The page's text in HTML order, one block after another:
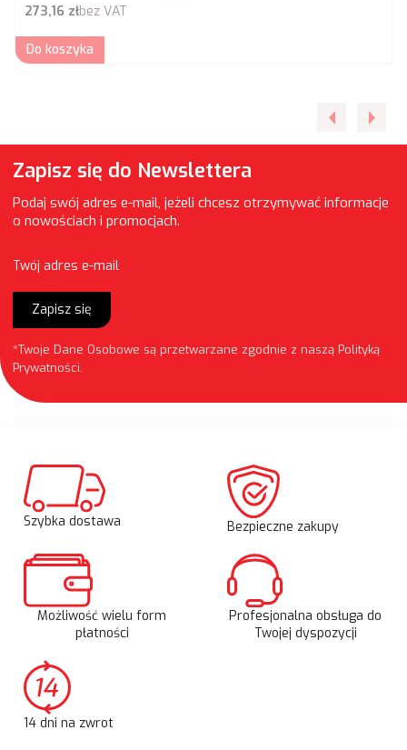
Cena netto
273,16 złbez VAT
Do koszyka
Zapisz się do Newslettera
Podaj swój adres e-mail, jeżeli chcesz otrzymywać informacje
o nowościach i promocjach.
Twój adres e-mail
Zapisz się
*Twoje Dane Osobowe są przetwarzane zgodnie z naszą Polityką
Prywatności.
Szybka dostawa Bezpieczne zakupy
Możliwość wielu form
płatności
Profesjonalna obsługa do
Twojej dyspozycji
14 dni na zwrot